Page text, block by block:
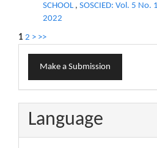
SCHOOL , SOSCIED: Vol. 5 No.
2022
1 2 > >>
Make
Make a Submission
Language